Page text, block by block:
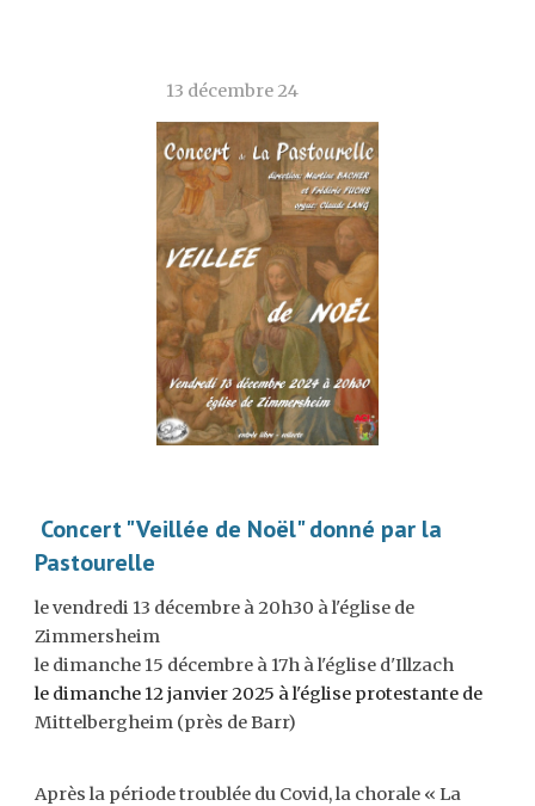
13 décembre 24
Concert "Veillée de Noël" donné par la
Pastourelle
le vendredi 13 décembre à 20h30 à l'église de
Zimmersheim
le dimanche 15 décembre à 17h àl'église d'Illzach
le dimanche 12 janvier 2025 à l'église protestante de
Mittelbergheim (près de Barr)
Après la période troublée du Covid, la chorale « La